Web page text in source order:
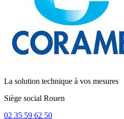
La solution technique à vos mesures
Siège social Rouen
02 35 59 62 50